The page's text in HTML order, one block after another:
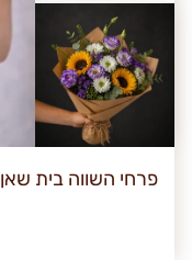
פרחי השווה בית שאן